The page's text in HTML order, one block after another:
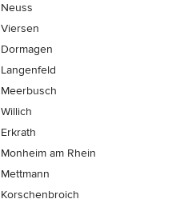
Neuss
Viersen
Dormagen
Langenfeld
Meerbusch
Willich
Erkrath
Monheim am Rhein
Mettmann
Korschenbroich